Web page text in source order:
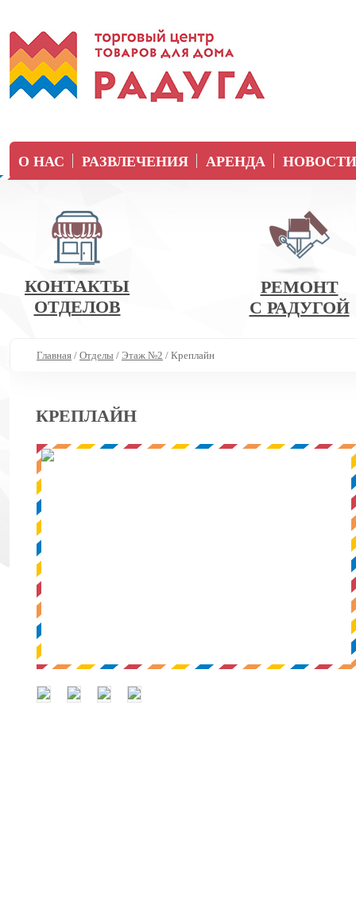
О НАС РАЗВЛЕЧЕНИЯ АРЕНДА НОВОСТИ
КОНТАКТЫ
ОТДЕЛОВ
РЕМОНТ
С РАДУГОЙ
Главная / Отделы / Этаж №2 / Креплайн
КРЕПЛАЙН